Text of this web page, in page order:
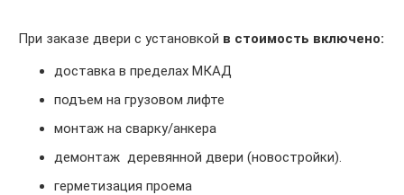
При заказе двери с установкой в стоимость включено:
доставка в пределах МКАД
подъем на грузовом лифте
монтаж на сварку/анкера
демонтаж деревянной двери (новостройки).
герметизация проема